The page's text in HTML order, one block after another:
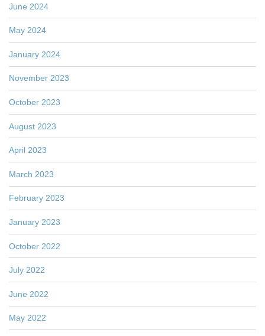
June 2024
May 2024
January 2024
November 2023
October 2023
August 2023
April 2023
March 2023
February 2023
January 2023
October 2022
July 2022
June 2022
May 2022